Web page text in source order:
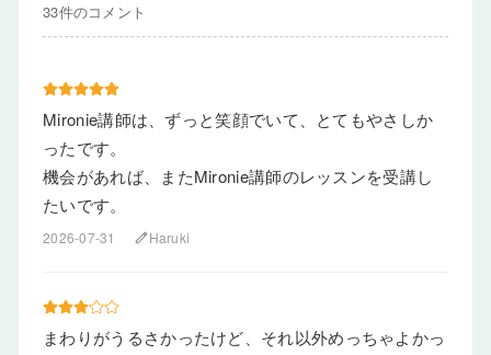
33件のコメント
Mironie講師は、ずっと笑顔でいて、とてもやさしか
ったです。
機会があれば、またMironie講師のレッスンを受講し
たいです。
2026-07-31 editHaruki
まわりがうるさかったけど、それ以外めっちゃよかっ